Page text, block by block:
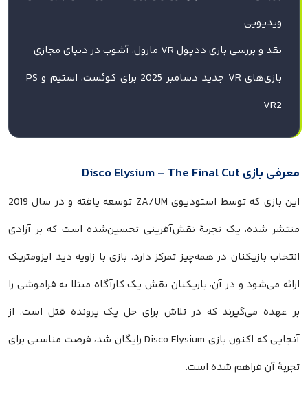
ویدیویی
نقد و بررسی بازی ددپول VR مارول، آشوب در دنیای مجازی
بازی‌های VR جدید دسامبر 2025 برای کوئست، استیم و PS
VR2
معرفی بازی Disco Elysium – The Final Cut
این بازی که توسط استودیوی ZA/UM توسعه یافته و در سال 2019
منتشر شده، یک تجربهٔ نقش‌آفرینی تحسین‌شده است که بر آزادی
انتخاب بازیکنان در همه‌چیز تمرکز دارد. بازی با زاویه دید ایزومتریک
ارائه می‌شود و در آن، بازیکنان نقش یک کارآگاه مبتلا به فراموشی را
بر عهده می‌گیرند که در تلاش برای حل یک پرونده قتل است. از
آنجایی که اکنون بازی Disco Elysium رایگان شد، فرصت مناسبی برای
تجربهٔ آن فراهم شده است.